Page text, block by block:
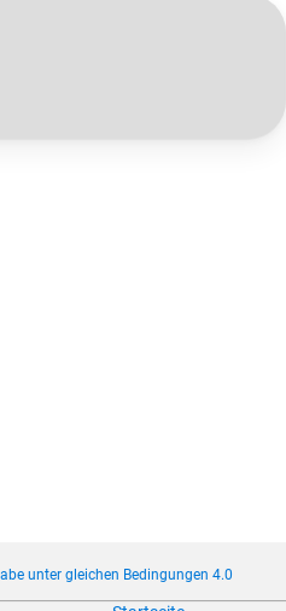
unter gleichen Bedingungen 4.0